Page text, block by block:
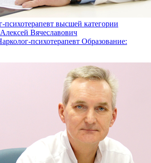
психотерапевт высшей категории
Вячеславович
психотерапевт Образование: